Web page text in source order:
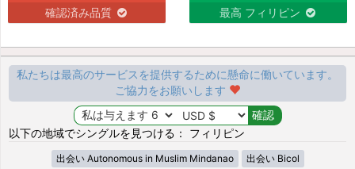
確認済み品質 最高 フィリピン
私たちは最高のサービスを提供するために懸命に働いています。
ご協力をお願いします
以下の地域でシングルを見つける： フィリピン
出会い Autonomous in Muslim Mindanao 出会い Bicol